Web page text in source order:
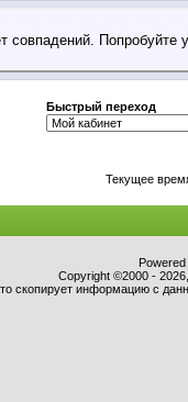
совпадений. Попробуйте
Быстрый переход
Текущее
Copyright ©2000 -
скопирует информацию с